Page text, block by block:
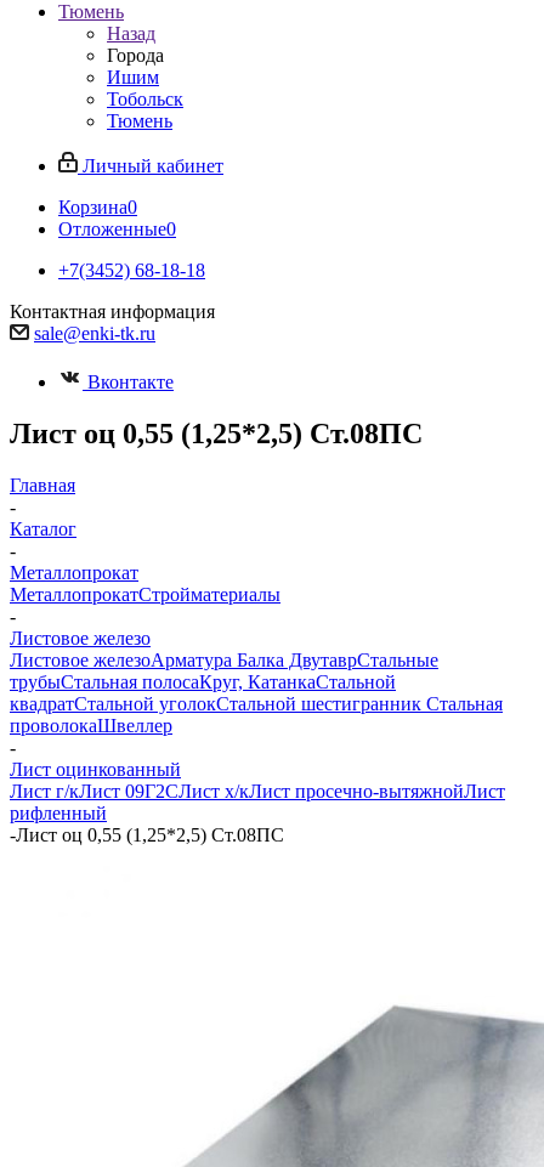
Тюмень
Назад
Города
Ишим
Тобольск
Тюмень
Личный кабинет
Корзина0
Отложенные0
+7(3452) 68-18-18
Контактная информация
sale@enki-tk.ru
Вконтакте
Лист оц 0,55 (1,25*2,5) Ст.08ПС
Главная
-
Каталог
-
Металлопрокат
МеталлопрокатСтройматериалы
-
Листовое железо
Листовое железоАрматура Балка ДвутаврСтальные
трубыСтальная полосаКруг, КатанкаСтальной
квадратСтальной уголокСтальной шестигранник Стальная
проволокаШвеллер
-
Лист оцинкованный
Лист г/кЛист 09Г2СЛист х/кЛист просечно-вытяжнойЛист
рифленный
-Лист оц 0,55 (1,25*2,5) Ст.08ПС